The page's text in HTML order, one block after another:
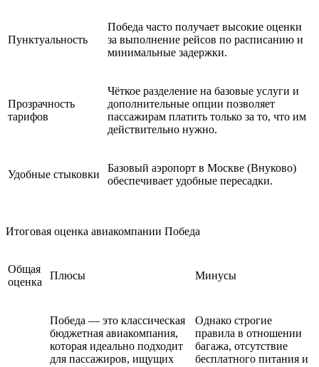
Пунктуальность
Победа часто получает высокие оценки
за выполнение рейсов по расписанию и
минимальные задержки.
Прозрачность
тарифов
Чёткое разделение на базовые услуги и
дополнительные опции позволяет
пассажирам платить только за то, что им
действительно нужно.
Удобные стыковки
Базовый аэропорт в Москве (Внуково)
обеспечивает удобные пересадки.
Итоговая оценка авиакомпании Победа
Общая
оценка
Плюсы Минусы
Победа — это классическая
бюджетная авиакомпания,
которая идеально подходит
для пассажиров, ищущих
Однако строгие
правила в отношении
багажа, отсутствие
бесплатного питания и